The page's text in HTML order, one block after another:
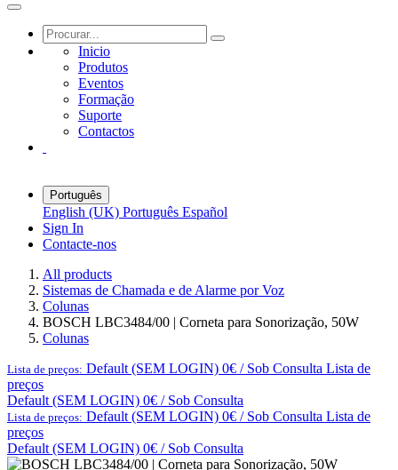
Inicio
Produtos
Eventos
Formação
Suporte
Contactos
Português
English (UK) Português Español
Sign In
Contacte-nos
All products
Sistemas de Chamada e de Alarme por Voz
Colunas
BOSCH LBC3484/00 | Corneta para Sonorização, 50W
Colunas
Lista de preços: Default (SEM LOGIN) 0€ / Sob Consulta Lista de
preços
Default (SEM LOGIN) 0€ / Sob Consulta
Lista de preços: Default (SEM LOGIN) 0€ / Sob Consulta Lista de
preços
Default (SEM LOGIN) 0€ / Sob Consulta